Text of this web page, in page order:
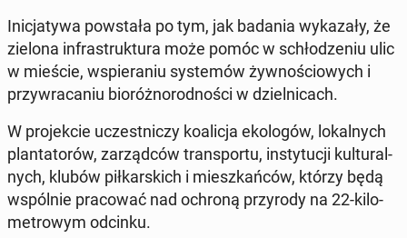
Ini­cja­ty­wa po­wsta­ła po tym, jak badania wy­ka­za­ły, że
zielona in­fra­struk­tu­ra może pomóc w schło­dze­niu ulic
w mieście, wspie­ra­niu sys­te­mów żyw­no­ścio­wych i
przy­wra­ca­niu bio­róż­no­rod­no­ści w dziel­ni­cach.
W pro­jek­cie uczest­ni­czy ko­ali­cja eko­lo­gów, lo­kal­nych
plan­ta­to­rów, za­rząd­ców trans­por­tu, in­sty­tu­cji kul­tu­ral­
nych, klubów pił­kar­skich i miesz­kań­ców, którzy będą
wspól­nie pra­co­wać nad ochroną przy­ro­dy na 22-ki­lo­
me­tro­wym odcinku.